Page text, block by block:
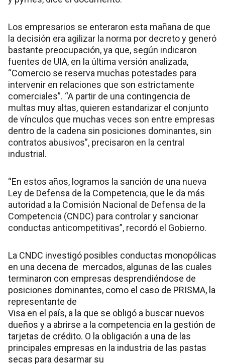
Los empresarios se enteraron esta mañana de que
la decisión era agilizar la norma por decreto y generó
bastante preocupación, ya que, según indicaron
fuentes de UIA, en la última versión analizada,
“Comercio se reserva muchas potestades para
intervenir en relaciones que son estrictamente
comerciales”. “A partir de una contingencia de
multas muy altas, quieren estandarizar el conjunto
de vínculos que muchas veces son entre empresas
dentro de la cadena sin posiciones dominantes, sin
contratos abusivos”, precisaron en la central
industrial.
“En estos años, logramos la sanción de una nueva
Ley de Defensa de la Competencia, que le da más
autoridad a la Comisión Nacional de Defensa de la
Competencia (CNDC) para controlar y sancionar
conductas anticompetitivas”, recordó el Gobierno.
La CNDC investigó posibles conductas monopólicas
en una decena de mercados, algunas de las cuales
terminaron con empresas desprendiéndose de
posiciones dominantes, como el caso de PRISMA, la
representante de
Visa en el país, a la que se obligó a buscar nuevos
dueños y a abrirse a la competencia en la gestión de
tarjetas de crédito. O la obligación a una de las
principales empresas en la industria de las pastas
secas para desarmar su